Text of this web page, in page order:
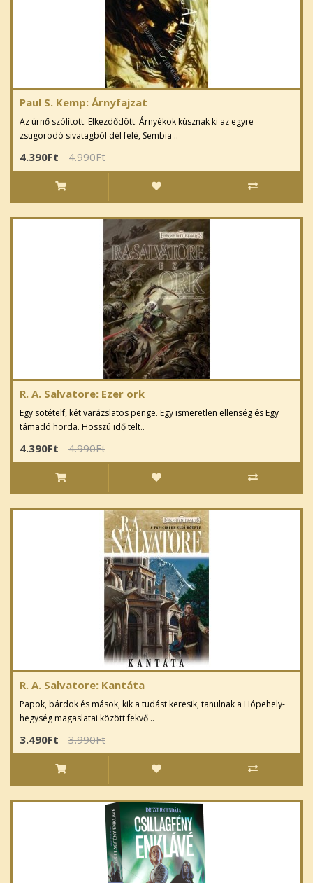
Paul S. Kemp: Árnyfajzat
Az úrnő szólított. Elkezdődött. Árnyékok kúsznak ki az egyre
zsugorodó sivatagból dél felé, Sembia ..
4.390Ft 4.990Ft
R. A. Salvatore: Ezer ork
Egy sötételf, két varázslatos penge. Egy ismeretlen ellenség és Egy
támadó horda. Hosszú idő telt..
4.390Ft 4.990Ft
R. A. Salvatore: Kantáta
Papok, bárdok és mások, kik a tudást keresik, tanulnak a Hópehely-
hegység magaslatai között fekvő ..
3.490Ft 3.990Ft